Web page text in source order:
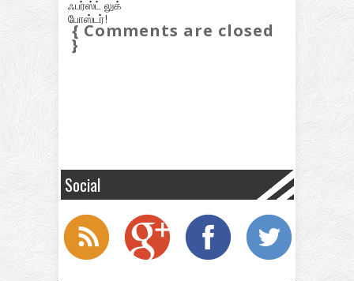
ஃபர்ஸ்ட் லுக்
போஸ்டர்!
{ Comments are closed
}
Social